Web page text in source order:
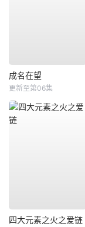
成名在望
更新至第06集
四大元素之火之爱链